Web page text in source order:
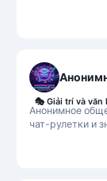
Анонимное
чат-рулетки и
🎭 Giải trí và văn